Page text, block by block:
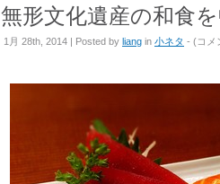
無形文化遺産の和食を
1月 28th, 2014 | Posted by liang in 小ネタ - (無
和
コメ